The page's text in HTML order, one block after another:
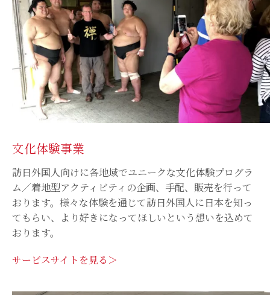
文化体験事業
訪日外国人向けに各地域でユニークな文化体験プログラ
ム／着地型アクティビティの企画、手配、販売を行って
おります。様々な体験を通じて訪日外国人に日本を知っ
てもらい、より好きになってほしいという想いを込めて
おります。
サービスサイトを見る＞